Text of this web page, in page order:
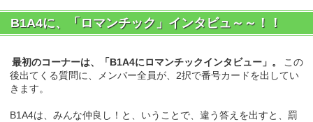
B1A4に、「ロマンチック」インタビュ～～！！
最初のコーナーは、「B1A4にロマンチックインタビュー」。
この
後出てくる質問に、メンバー全員が、2択で番号カードを出してい
きます。
B1A4は、みんな仲良し！と、いうことで、違う答えを出すと、罰